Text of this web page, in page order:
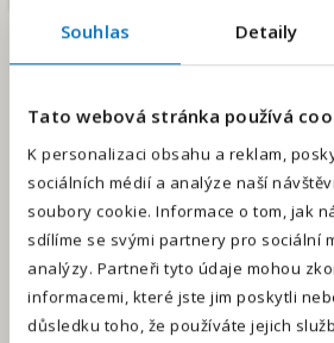
Souhlas Detaily
Tato webová stránka používá
K personalizaci obsahu a reklam,
sociálních médií a analýze naší
soubory cookie. Informace o tom, jak
sdílíme se svými partnery pro sociální
analýzy. Partneři tyto údaje mohou
informacemi, které jste jim poskytli
důsledku toho, že používáte jejich
E-mailová adresa
Váš telefon*
Předvolba
Odesláním souhlasíte sezpracováním
Odeslat